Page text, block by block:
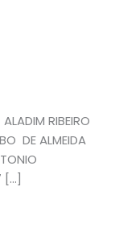
RIBEIRO
DE ALMEIDA
[…]